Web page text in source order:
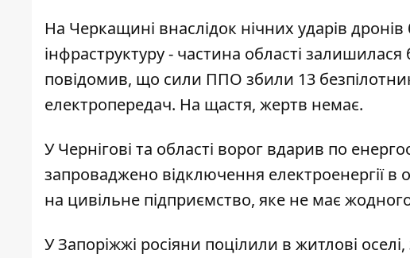
На Черкащині внаслідок нічних ударів дронів
інфраструктуру- частина області залишилася
повідомив, що сили ППО збили 13
електропередач. На щастя, жертв немає.
У Чернігові та області ворог вдарив по
запроваджено відключення електроенергії в
на цивільне підприємство, яке не має
У Запоріжжі росіяни поцілили в житлові оселі,